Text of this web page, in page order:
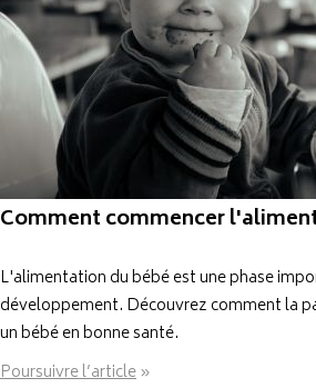
Comment commencer
L'alimentation du bébé est une phase
développement. Découvrez comment la
un bébé en bonne santé.
Poursuivre l’article»